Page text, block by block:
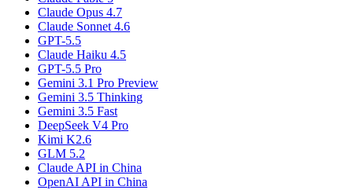
Claude Opus 4.7
Claude Sonnet 4.6
GPT-5.5
Claude Haiku 4.5
GPT-5.5 Pro
Gemini 3.1 Pro Preview
Gemini 3.5 Thinking
Gemini 3.5 Fast
DeepSeek V4 Pro
Kimi K2.6
GLM 5.2
Claude API in China
OpenAI API in China